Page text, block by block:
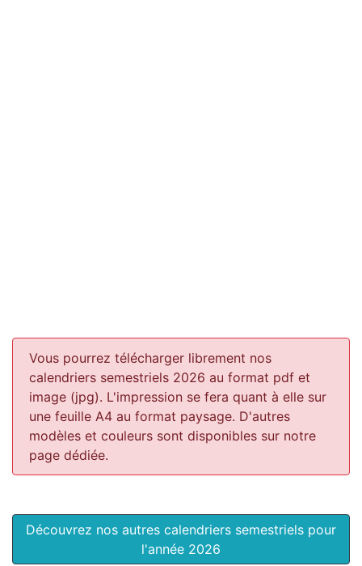
Vous pourrez télécharger librement nos
calendriers semestriels 2026 au format pdf et
image (jpg). L'impression se fera quant à elle sur
une feuille A4 au format paysage. D'autres
modèles et couleurs sont disponibles sur notre
page dédiée.
Découvrez nos autres calendriers semestriels pour
l'année 2026